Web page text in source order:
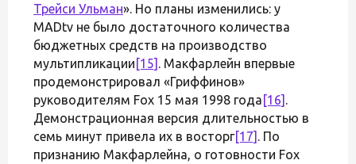
Трейси Ульман». Но планы изменились: у
MADtv не было достаточного количества
бюджетных средств на производство
мультипликации [15] . Макфарлейн впервые
продемонстрировал «Гриффинов»
руководителям Fox 15 мая 1998 года [16] .
Демонстрационная версия длительностью в
семь минут привела их в восторг[17] . По
признанию Макфарлейна, о готовности Fox